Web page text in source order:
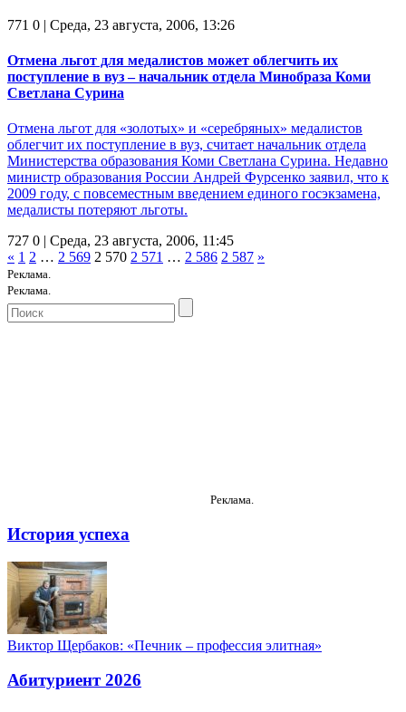
771 0 | Среда, 23 августа, 2006, 13:26
Отмена льгот для медалистов может облегчить их
поступление в вуз – начальник отдела Минобраза Коми
Светлана Сурина
Отмена льгот для «золотых» и «серебряных» медалистов
облегчит их поступление в вуз, считает начальник отдела
Министерства образования Коми Светлана Сурина. Недавно
министр образования России Андрей Фурсенко заявил, что к
2009 году, с повсеместным введением единого госэкзамена,
медалисты потеряют льготы.
727 0 | Среда, 23 августа, 2006, 11:45
« 1 2 … 2 569 2 570 2 571 … 2 586 2 587 »
Реклама.
Реклама.
Реклама.
История успеха
Виктор Щербаков: «Печник – профессия элитная»
Абитуриент 2026